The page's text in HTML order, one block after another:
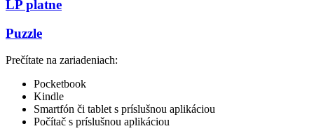
LP platne
Puzzle
Prečítate na zariadeniach:
Pocketbook
Kindle
Smartfón či tablet s príslušnou aplikáciou
Počítač s príslušnou aplikáciou